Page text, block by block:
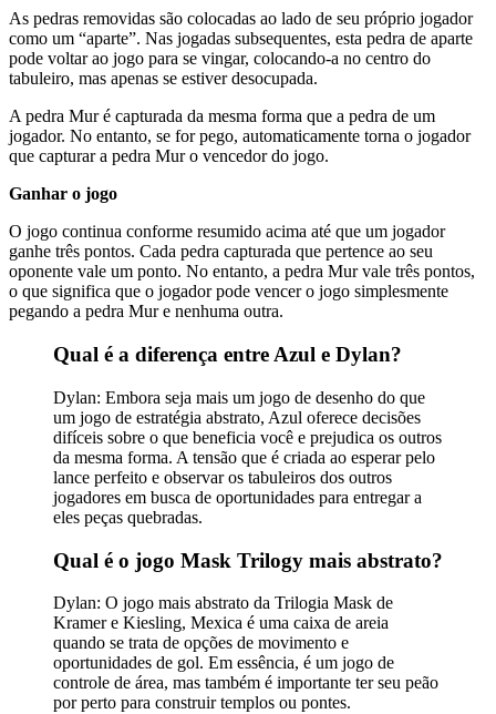
As pedras removidas são colocadas ao lado de seu próprio jogador
como um “aparte”. Nas jogadas subsequentes, esta pedra de aparte
pode voltar ao jogo para se vingar, colocando-a no centro do
tabuleiro, mas apenas se estiver desocupada.
A pedra Mur é capturada da mesma forma que a pedra de um
jogador. No entanto, se for pego, automaticamente torna o jogador
que capturar a pedra Mur o vencedor do jogo.
Ganhar o jogo
O jogo continua conforme resumido acima até que um jogador
ganhe três pontos. Cada pedra capturada que pertence ao seu
oponente vale um ponto. No entanto, a pedra Mur vale três pontos,
o que significa que o jogador pode vencer o jogo simplesmente
pegando a pedra Mur e nenhuma outra.
Qual é a diferença entre Azul e Dylan?
Dylan: Embora seja mais um jogo de desenho do que
um jogo de estratégia abstrato, Azul oferece decisões
difíceis sobre o que beneficia você e prejudica os outros
da mesma forma. A tensão que é criada ao esperar pelo
lance perfeito e observar os tabuleiros dos outros
jogadores em busca de oportunidades para entregar a
eles peças quebradas.
Qual é o jogo Mask Trilogy mais abstrato?
Dylan: O jogo mais abstrato da Trilogia Mask de
Kramer e Kiesling, Mexica é uma caixa de areia
quando se trata de opções de movimento e
oportunidades de gol. Em essência, é um jogo de
controle de área, mas também é importante ter seu peão
por perto para construir templos ou pontes.